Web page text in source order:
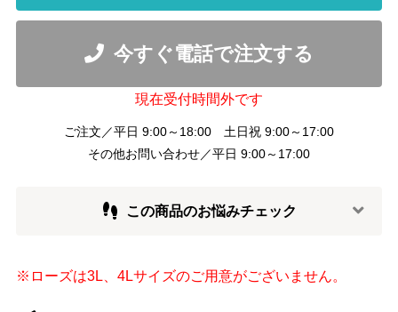
今すぐ電話で注文する
現在受付時間外です
ご注文／平日 9:00～18:00 土日祝 9:00～17:00
その他お問い合わせ／平日 9:00～17:00
この商品のお悩みチェック
※ローズは3L、4Lサイズのご用意がございません。